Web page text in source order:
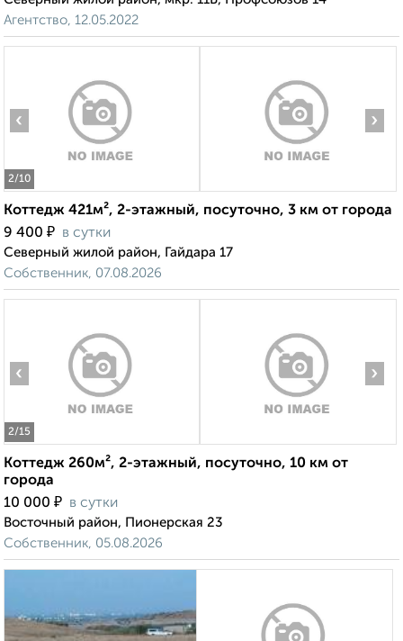
Агентство, 12.05.2022
2/10
‹ ›
Коттедж 421м², 2-этажный, посуточно, 3 км от города
9 400 ₽ в сутки
Северный жилой район, Гайдара 17
Собственник, 07.08.2026
2/15
‹ ›
Коттедж 260м², 2-этажный, посуточно, 10 км от
города
10 000 ₽ в сутки
Восточный район, Пионерская 23
Собственник, 05.08.2026